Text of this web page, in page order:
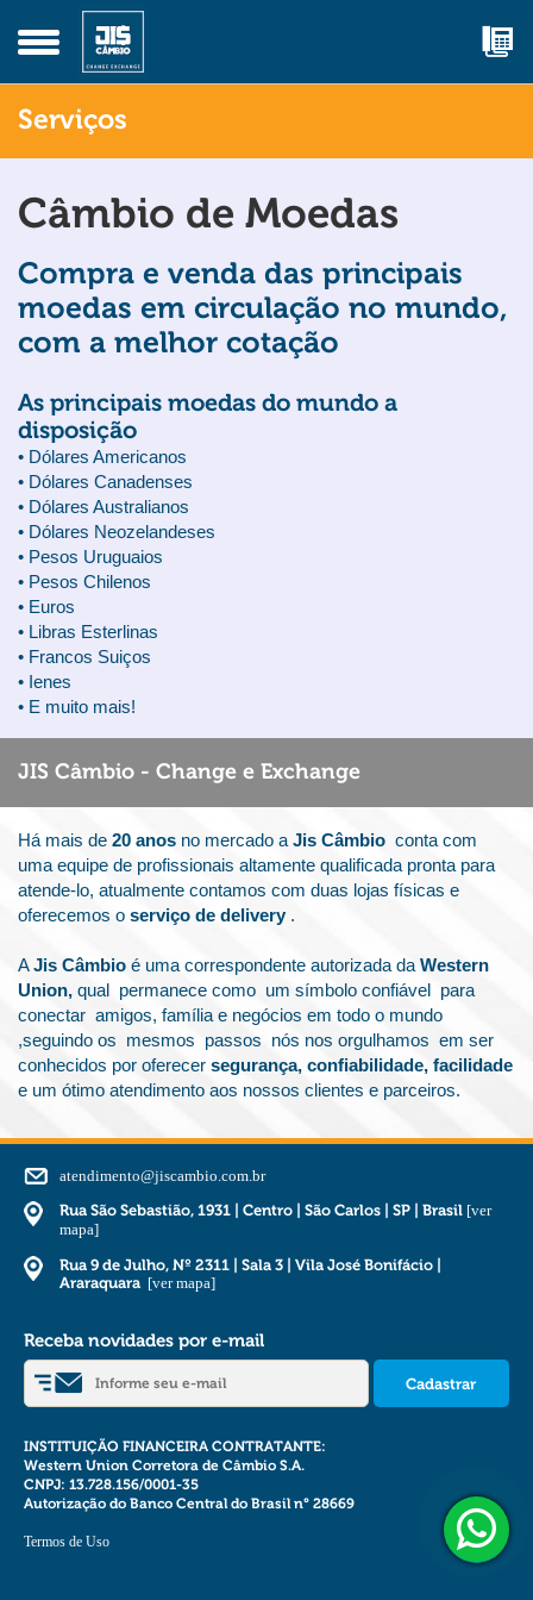
Serviços
Câmbio de Moedas
Compra e venda das principais
moedas em circulação no mundo,
com a melhor cotação
As principais moedas do mundo a
disposição
• Dólares Americanos
• Dólares Canadenses
• Dólares Australianos
• Dólares Neozelandeses
• Pesos Uruguaios
• Pesos Chilenos
• Euros
• Libras Esterlinas
• Francos Suiços
• Ienes
• E muito mais!
JIS Câmbio - Change e Exchange
Há mais de 20 anos no mercado a Jis Câmbio conta com
uma equipe de profissionais altamente qualificada pronta para
atende-lo, atualmente contamos com duas lojas físicas e
oferecemos o serviço de delivery.
AJis Câmbio é uma correspondente autorizada da Western
Union, qual permanece como um símbolo confiável para
conectar amigos, família e negócios em todo o mundo
,seguindo os mesmos passos nós nos orgulhamos em ser
conhecidos por oferecer segurança, confiabilidade, facilidade
e um ótimo atendimento aos nossos clientes e parceiros.
atendimento@jiscambio.com.br
Rua São Sebastião, 1931 | Centro | São Carlos | SP | Brasil [ver
mapa]
Rua 9 de Julho, Nº 2311 | Sala 3 | Vila José Bonifácio |
Araraquara [ver mapa]
Receba novidades por e-mail
INSTITUIÇÃO FINANCEIRA CONTRATANTE:
Western Union Corretora de Câmbio S.A.
CNPJ: 13.728.156/0001-35
Autorização do Banco Central do Brasil n° 28669
Termos de Uso